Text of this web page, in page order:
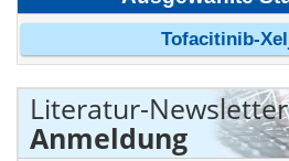
Tofacitinib-
Literatur-Newsletter
Anmeldung